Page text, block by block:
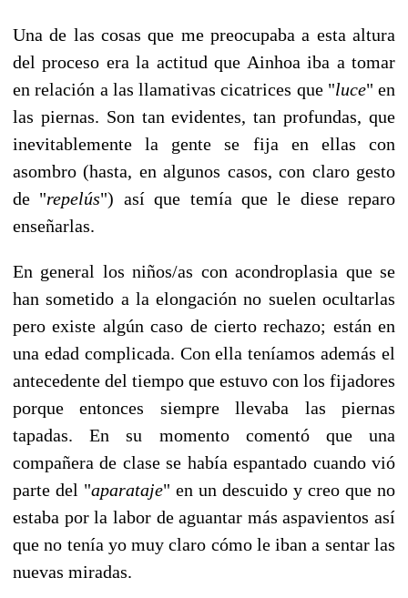
Una de las cosas que me preocupaba a esta altura
del proceso era la actitud que Ainhoa iba a tomar
en relación a las llamativas cicatrices que "luce" en
las piernas. Son tan evidentes, tan profundas, que
inevitablemente la gente se fija en ellas con
asombro (hasta, en algunos casos, con claro gesto
de "repelús") así que temía que le diese reparo
enseñarlas.
En general los niños/as con acondroplasia que se
han sometido a la elongación no suelen ocultarlas
pero existe algún caso de cierto rechazo; están en
una edad complicada. Con ella teníamos además el
antecedente del tiempo que estuvo con los fijadores
porque entonces siempre llevaba las piernas
tapadas. En su momento comentó que una
compañera de clase se había espantado cuando vió
parte del "aparataje" en un descuido y creo que no
estaba por la labor de aguantar más aspavientos así
que no tenía yo muy claro cómo le iban a sentar las
nuevas miradas.